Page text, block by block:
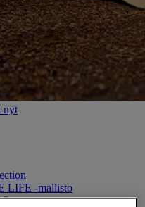
nyt
LIFE -mallisto